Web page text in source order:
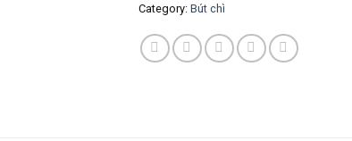
Category: Bút chì